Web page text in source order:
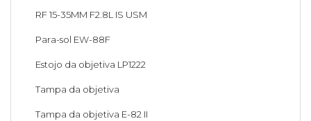
RF 15-35MM F2.8L IS USM
Para-sol EW-88F
Estojo da objetiva LP1222
Tampa da objetiva
Tampa da objetiva E-82 II